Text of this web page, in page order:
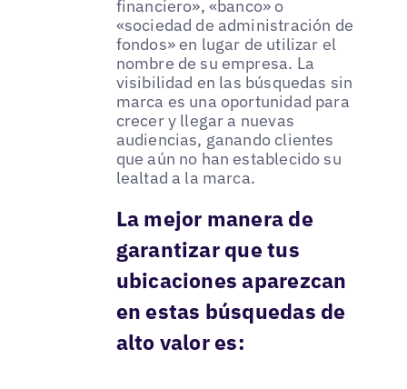
financiero», «banco» o
«sociedad de administración de
fondos» en lugar de utilizar el
nombre de su empresa. La
visibilidad en las búsquedas sin
marca es una oportunidad para
crecer y llegar a nuevas
audiencias, ganando clientes
que aún no han establecido su
lealtad a la marca.
La mejor manera de
garantizar que tus
ubicaciones aparezcan
en estas búsquedas de
alto valor es: